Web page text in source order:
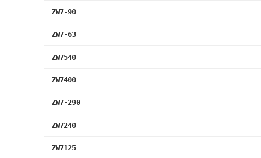
ZW7-90
ZW7-63
ZW7540
ZW7400
ZW7-290
ZW7240
ZW7125